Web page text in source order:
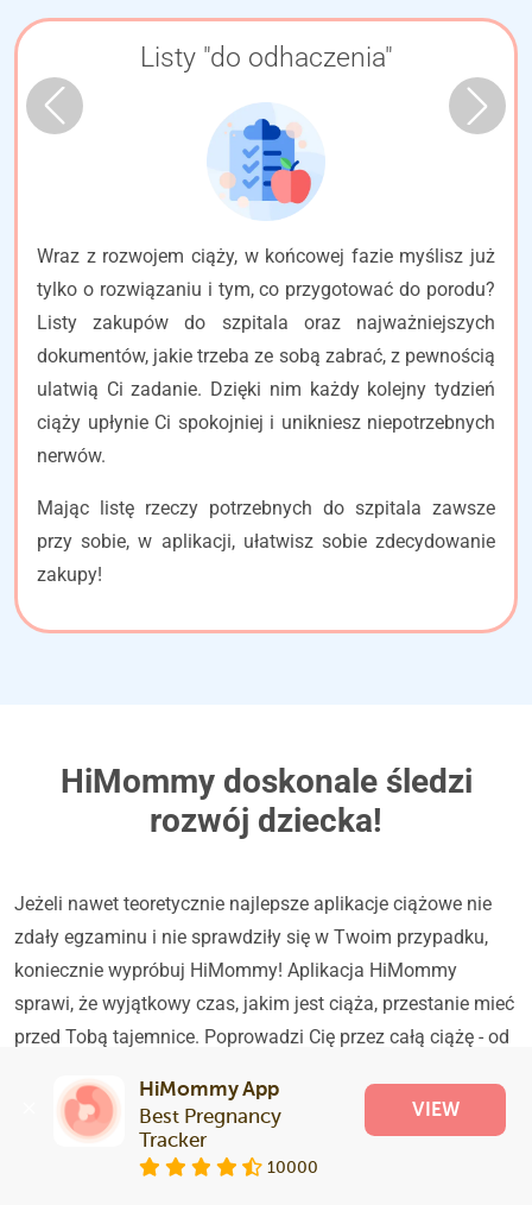
Listy "do odhaczenia"
Wraz z rozwojem ciąży, w końcowej fazie myślisz już
tylko o rozwiązaniu i tym, co przygotować do porodu?
Listy zakupów do szpitala oraz najważniejszych
dokumentów, jakie trzeba ze sobą zabrać, z pewnością
ulatwią Ci zadanie. Dzięki nim każdy kolejny tydzień
ciąży upłynie Ci spokojniej i unikniesz niepotrzebnych
nerwów.
Mając listę rzeczy potrzebnych do szpitala zawsze
przy sobie, w aplikacji, ułatwisz sobie zdecydowanie
zakupy!
HiMommy doskonale śledzi
rozwój dziecka!
Jeżeli nawet teoretycznie najlepsze aplikacje ciążowe nie
zdały egzaminu i nie sprawdziły się w Twoim przypadku,
koniecznie wypróbuj HiMommy! Aplikacja HiMommy
sprawi, że wyjątkowy czas, jakim jest ciąża, przestanie mieć
przed Tobą tajemnice. Poprowadzi Cię przez całą ciążę - od
"przemiany" przyszłej mamy w mamę noworodka.
HiMommy - ciąża dzień po dniu,
HiMommy App
Best Pregnancy
Tracker
10000
VIEW